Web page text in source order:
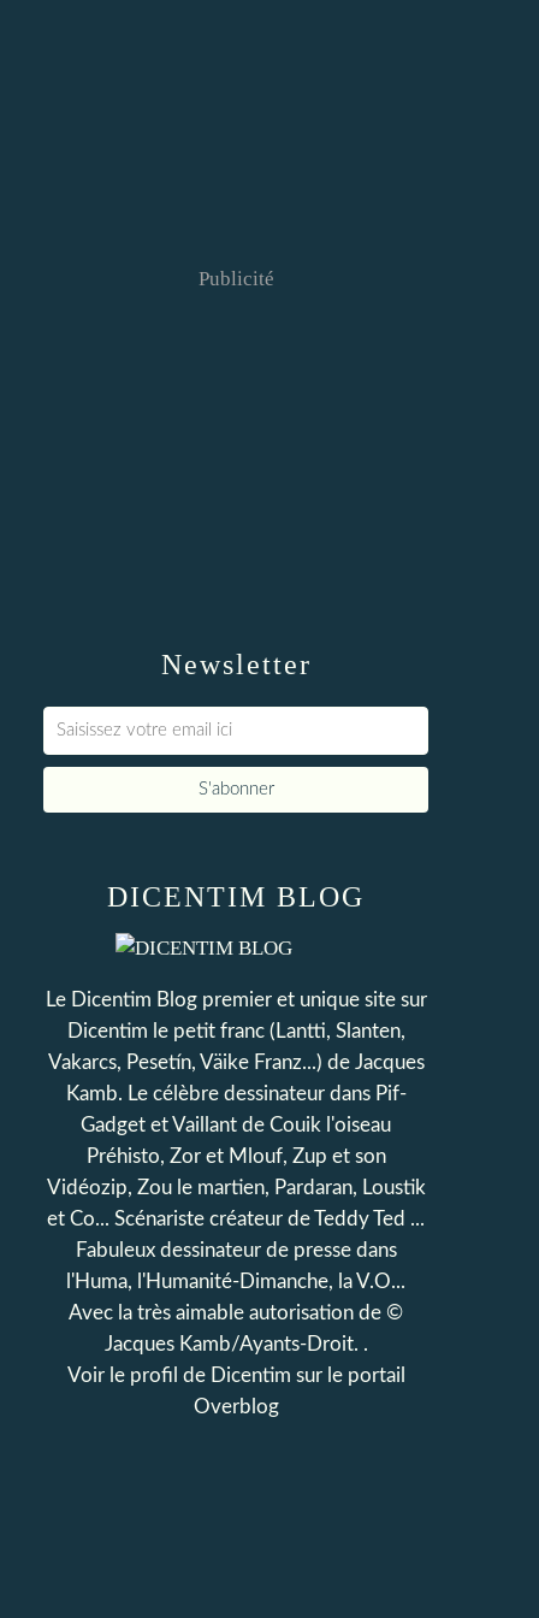
Newsletter
Publicité
DICENTIM BLOG
Le Dicentim Blog premier et unique site sur
Dicentim le petit franc (Lantti, Slanten,
Vakarcs, Pesetín, Väike Franz...) de Jacques
Kamb. Le célèbre dessinateur dans Pif-
Gadget et Vaillant de Couik l'oiseau
Préhisto, Zor et Mlouf, Zup et son
Vidéozip, Zou le martien, Pardaran, Loustik
et Co... Scénariste créateur de Teddy Ted ...
Fabuleux dessinateur de presse dans
l'Huma, l'Humanité-Dimanche, la V.O...
Avec la très aimable autorisation de ©
Jacques Kamb/Ayants-Droit. .
Voir le profil de Dicentim sur le portail
Overblog